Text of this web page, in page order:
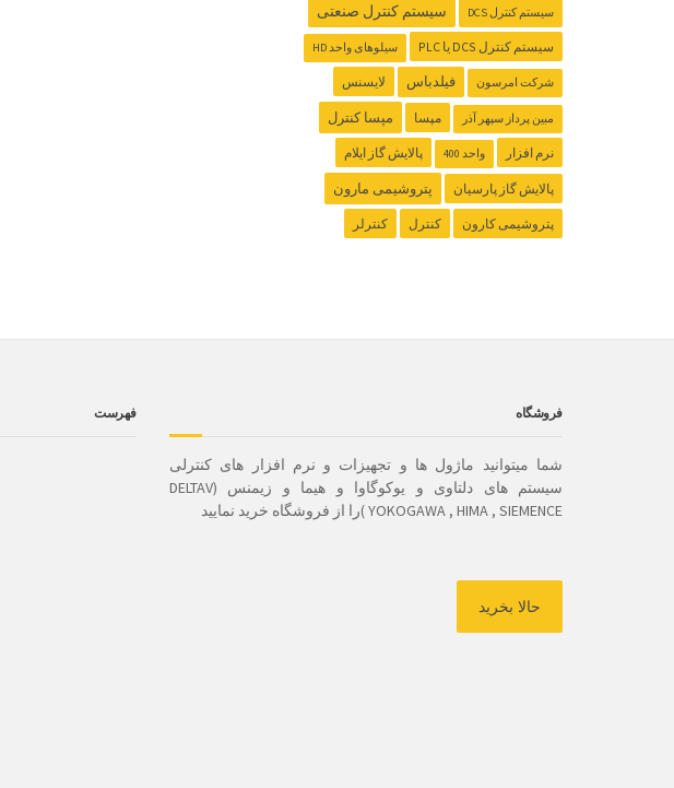
سیستم کنترل DCS سیستم کنترل صنعتی
سیستم کنترل ‌DCS یا PLC سیلوهای واحد HD
شرکت امرسون فیلدباس لایسنس
مبین پرداز سپهر آذر مپسا مپسا کنترل
نرم افزار واحد 400 پالایش گاز ایلام
پالایش گاز پارسیان پتروشیمی مارون
پتروشیمی کارون کنترل کنترلر
فهرست فروشگاه
شما میتوانید ماژول ها و تجهیزات و نرم افزار های کنترلی
سیستم های دلتاوی و یوکوگاوا و هیما و زیمنس (DELTAV
YOKOGAWA , HIMA , SIEMENCE )را از فروشگاه خرید نمایید
حالا بخرید